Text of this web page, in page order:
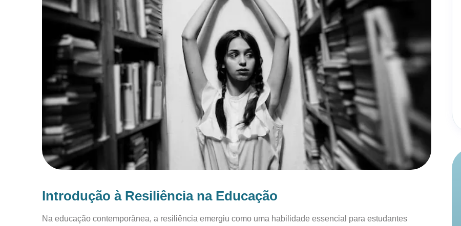
Introdução à Resiliência na Educação
Na educação contemporânea, a resiliência emergiu como uma habilidade essencial para estudantes